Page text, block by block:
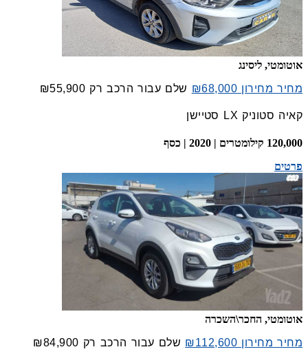
אוטומטי, ליסינג
מחיר מחירון ₪68,000
שלם עבור הרכב רק ₪55,900
קאיה סטוניק LX סטיישן
120,000 קילומטרים | 2020 | כסף
פרטים
אוטומטי, החכר\השכרה
מחיר מחירון ₪112,600
שלם עבור הרכב רק ₪84,900